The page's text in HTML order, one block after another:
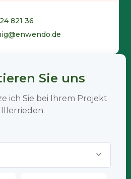
821 36
Sie uns
ich Sie bei Ihrem Projekt